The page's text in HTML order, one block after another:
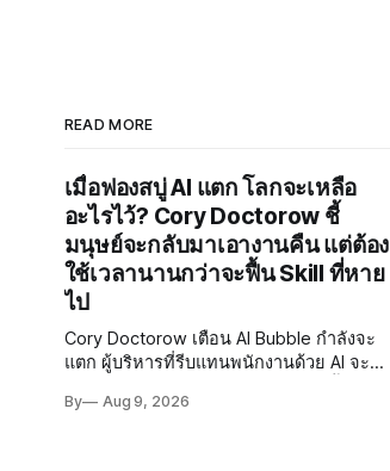
READ MORE
เมื่อฟองสบู่ AI แตก โลกจะเหลือ
อะไรไว้? Cory Doctorow ชี้
มนุษย์จะกลับมาเอางานคืน แต่ต้อง
ใช้เวลานานกว่าจะฟื้น Skill ที่หาย
ไป
Cory Doctorow เตือน AI Bubble กำลังจะ
แตก ผู้บริหารที่รีบแทนพนักงานด้วย AI จะ
จะฟื้นคืน พร้อมแนะรัฐบาลหยุดลงทุน AI และ
By Aug 9, 2026